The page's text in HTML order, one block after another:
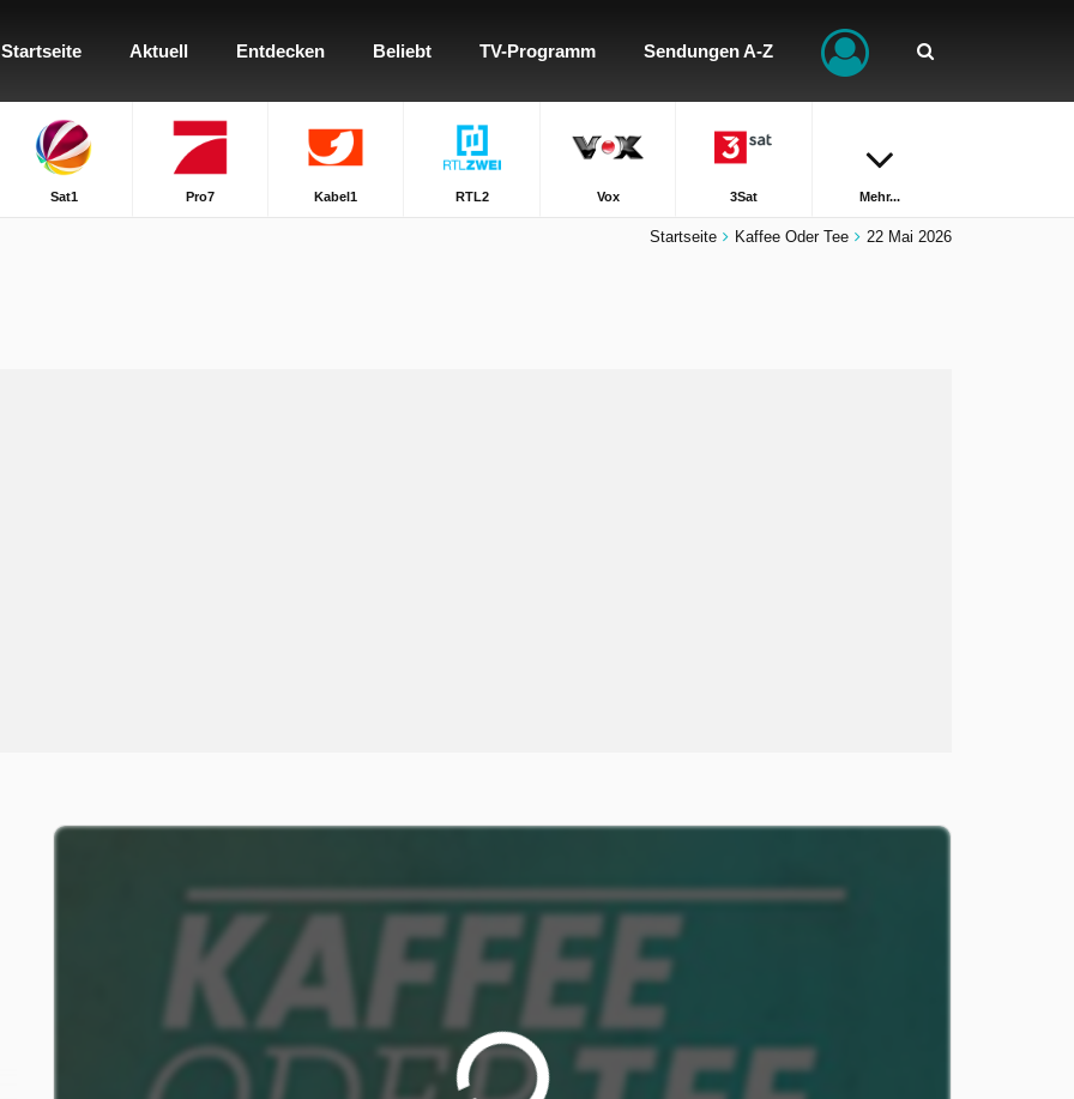
Startseite Aktuell Entdecken Beliebt TV-Programm Sendungen A-Z
Sat1 Pro7 Kabel1 RTL2 Vox 3Sat Mehr...
Startseite Kaffee Oder Tee 22 Mai 2026